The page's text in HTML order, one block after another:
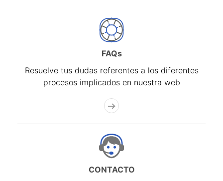
FAQs
Resuelve tus dudas referentes a los diferentes
procesos implicados en nuestra web
CONTACTO